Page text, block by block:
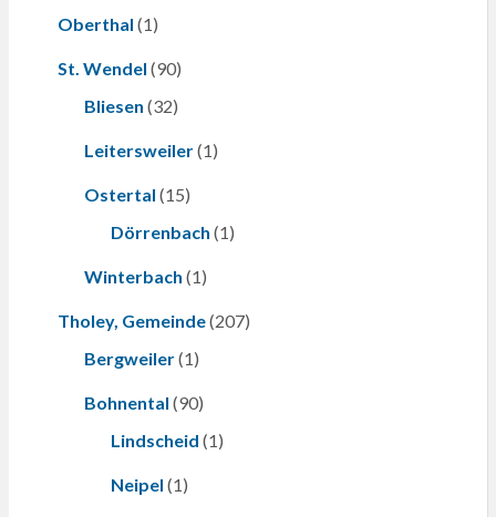
Oberthal (1)
St. Wendel (90)
Bliesen (32)
Leitersweiler(1)
Ostertal (15)
Dörrenbach (1)
Winterbach (1)
Tholey, Gemeinde(207)
Bergweiler(1)
Bohnental (90)
Lindscheid (1)
Neipel (1)